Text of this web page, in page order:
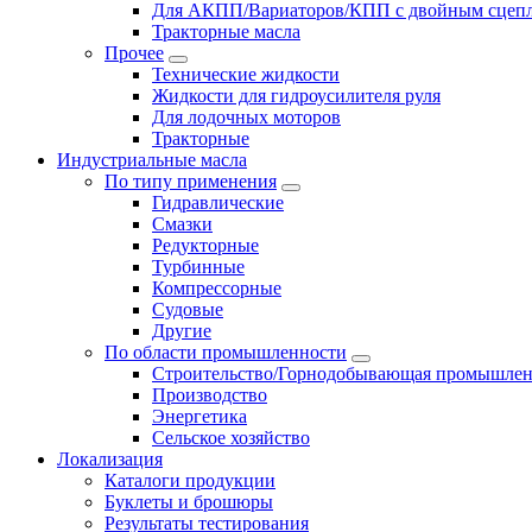
Для АКПП/Вариаторов/КПП с двойным
Тракторные масла
Прочее
Технические жидкости
Жидкости для гидроусилителя руля
Для лодочных моторов
Тракторные
Индустриальные масла
По типу применения
Гидравлические
Cмазки
Редукторные
Турбинные
Компрессорные
Судовые
Другие
По области промышленности
Строительство/Горнодобывающая
Производство
Энергетика
Сельское хозяйство
Локализация
Каталоги продукции
Буклеты и брошюры
Результаты тестирования